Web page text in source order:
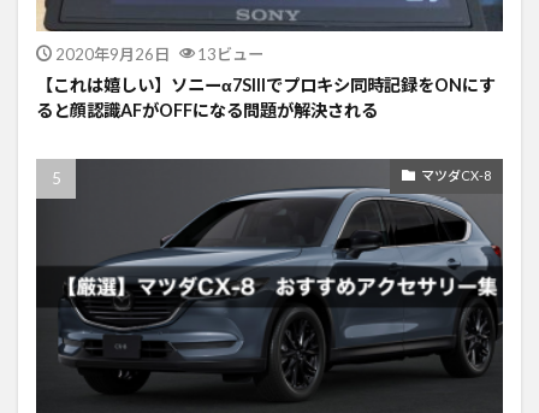
2020年9月26日 13ビュー
【これは嬉しい】ソニーα7SIIIでプロキシ同時記録をONにす
ると顔認識AFがOFFになる問題が解決される
マツダCX-8